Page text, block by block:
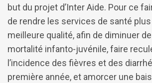
but du projet d’Inter Aide. Pour ce
de rendre les services de santé
meilleure qualité, afin de diminuer
mortalité infanto-juvénile, faire
l’incidence des fièvres et des
première année, et amorcer une